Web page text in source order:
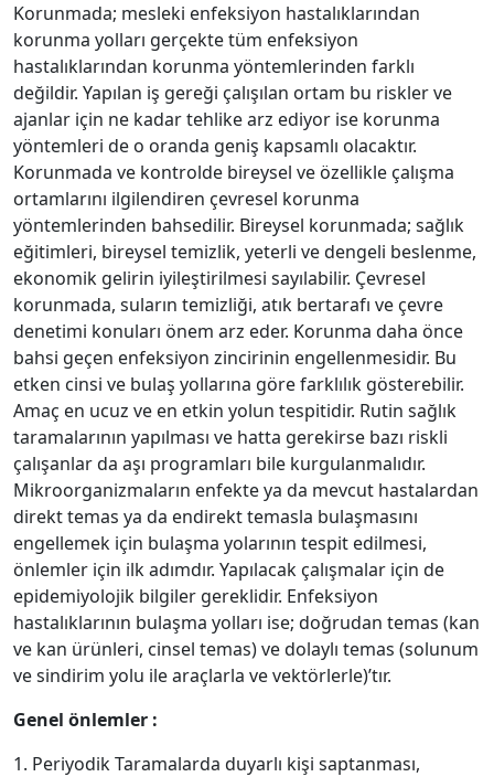
Korunmada; mesleki enfeksiyon hastalıklarından
korunma yolları gerçekte tüm enfeksiyon
hastalıklarından korunma yöntemlerinden farklı
değildir. Yapılan iş gereği çalışılan ortam bu riskler ve
ajanlar için ne kadar tehlike arz ediyor ise korunma
yöntemleri de o oranda geniş kapsamlı olacaktır.
Korunmada ve kontrolde bireysel ve özellikle çalışma
ortamlarını ilgilendiren çevresel korunma
yöntemlerinden bahsedilir. Bireysel korunmada; sağlık
eğitimleri, bireysel temizlik, yeterli ve dengeli beslenme,
ekonomik gelirin iyileştirilmesi sayılabilir. Çevresel
korunmada, suların temizliği, atık bertarafı ve çevre
denetimi konuları önem arz eder. Korunma daha önce
bahsi geçen enfeksiyon zincirinin engellenmesidir. Bu
etken cinsi ve bulaş yollarına göre farklılık gösterebilir.
Amaç en ucuz ve en etkin yolun tespitidir. Rutin sağlık
taramalarının yapılması ve hatta gerekirse bazı riskli
çalışanlar da aşı programları bile kurgulanmalıdır.
Mikroorganizmaların enfekte ya da mevcut hastalardan
direkt temas ya da endirekt temasla bulaşmasını
engellemek için bulaşma yolarının tespit edilmesi,
önlemler için ilk adımdır. Yapılacak çalışmalar için de
epidemiyolojik bilgiler gereklidir. Enfeksiyon
hastalıklarının bulaşma yolları ise; doğrudan temas (kan
ve kan ürünleri, cinsel temas) ve dolaylı temas (solunum
ve sindirim yolu ile araçlarla ve vektörlerle)’tır.
Genel önlemler :
1. Periyodik Taramalarda duyarlı kişi saptanması,